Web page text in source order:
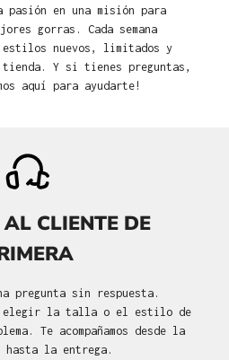
pasión en una misión para
gorras. Cada semana
estilos nuevos, limitados y
tienda. Y si tienes preguntas,
aquí para ayudarte!
CLIENTE DE
pregunta sin respuesta.
elegir la talla o el estilo de
Te acompañamos desde la
hasta la entrega.